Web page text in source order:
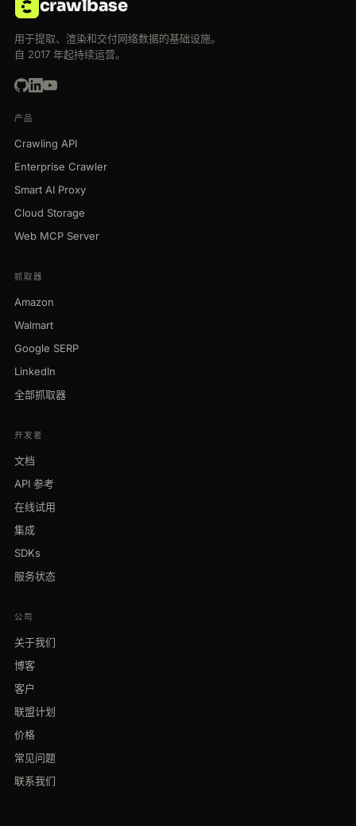
crawlbase
用于提取、渲染和交付网络数据的基础设施。
自 2017 年起持续运营。
产品
Crawling API
Enterprise Crawler
Smart AI Proxy
Cloud Storage
Web MCP Server
抓取器
Amazon
Walmart
Google SERP
LinkedIn
全部抓取器
开发者
文档
API 参考
在线试用
集成
SDKs
服务状态
公司
关于我们
博客
客户
联盟计划
价格
常见问题
联系我们